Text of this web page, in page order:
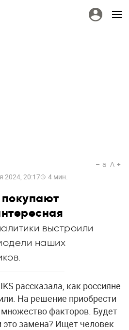
2024, 20:17 4 мин.
a A
выстроили
наших
рассказала, как россияне
На решение приобрести
факторов. Будет
замена? Ищет человек